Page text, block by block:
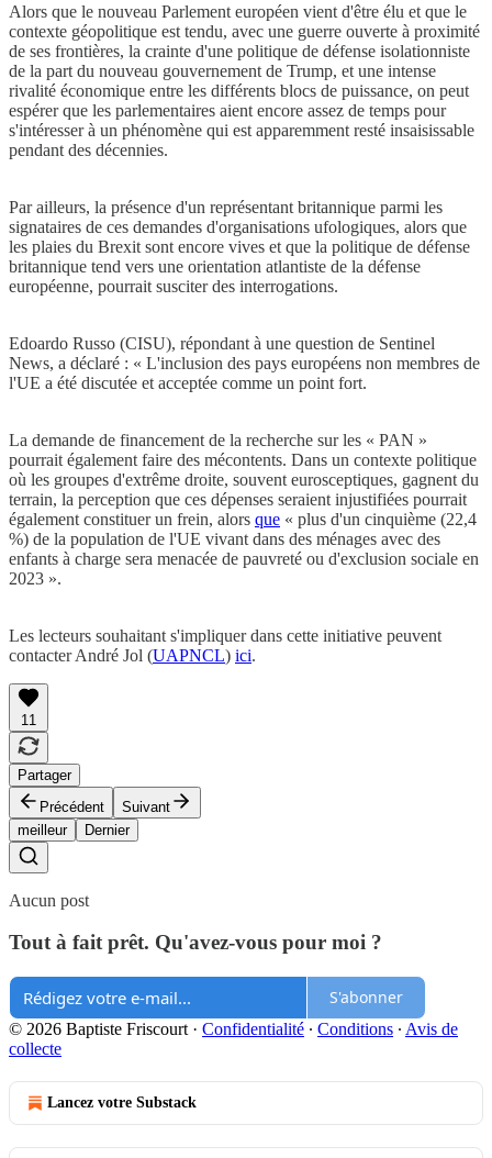
Alors que le nouveau Parlement européen vient d'être élu et que le
contexte géopolitique est tendu, avec une guerre ouverte à proximité
de ses frontières, la crainte d'une politique de défense isolationniste
de la part du nouveau gouvernement de Trump, et une intense
rivalité économique entre les différents blocs de puissance, on peut
espérer que les parlementaires aient encore assez de temps pour
s'intéresser à un phénomène qui est apparemment resté insaisissable
pendant des décennies.
Par ailleurs, la présence d'un représentant britannique parmi les
signataires de ces demandes d'organisations ufologiques, alors que
les plaies du Brexit sont encore vives et que la politique de défense
britannique tend vers une orientation atlantiste de la défense
européenne, pourrait susciter des interrogations.
Edoardo Russo (CISU), répondant à une question de Sentinel
News, a déclaré : « L'inclusion des pays européens non membres de
l'UE a été discutée et acceptée comme un point fort.
La demande de financement de la recherche sur les « PAN »
pourrait également faire des mécontents. Dans un contexte politique
où les groupes d'extrême droite, souvent eurosceptiques, gagnent du
terrain, la perception que ces dépenses seraient injustifiées pourrait
également constituer un frein, alors que « plus d'un cinquième (22,4
%) de la population de l'UE vivant dans des ménages avec des
enfants à charge sera menacée de pauvreté ou d'exclusion sociale en
2023 ».
Les lecteurs souhaitant s'impliquer dans cette initiative peuvent
contacter André Jol (UAPNCL) ici.
11
Partager
Précédent
Suivant
meilleur
Dernier
Aucun post
Tout à fait prêt. Qu'avez-vous pour moi ?
S'abonner
© 2026 Baptiste Friscourt · Confidentialité ∙ Conditions ∙ Avis de
collecte
Lancez votre Substack